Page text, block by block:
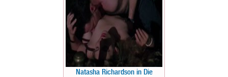
Natasha Richardson in Die